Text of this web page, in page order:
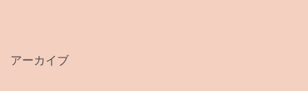
アーカイブ